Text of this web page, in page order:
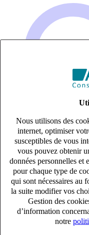
Nous utilisons des
internet, optimiser
susceptibles de vous
vous pouvez obtenir
données personnelles et
pour chaque type de
qui sont nécessaires au
la suite modifier vos
Gestion des
d’information
notre
IDEC (H/F)
CDI